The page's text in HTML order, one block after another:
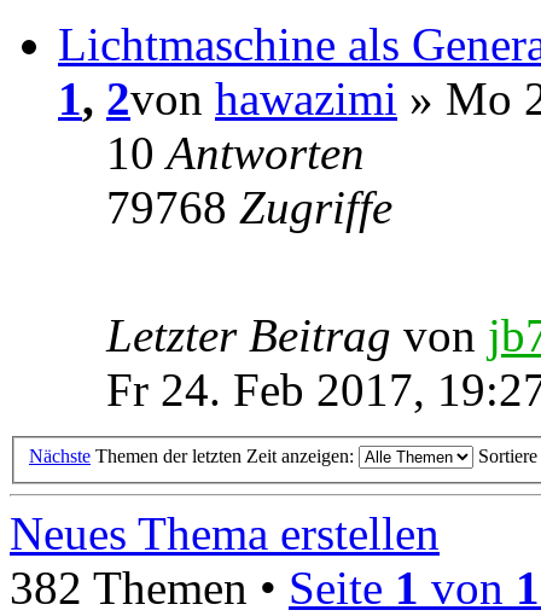
Lichtmaschine als
1, 2von hawazimi » Mo
10Antworten
79768 Zugriffe
Letzter Beitrag von
Fr 24. Feb 2017,
Nächste Themen der letzten Zeit anzeigen:
Neues Thema erstellen
382 Themen • Seite 1 von